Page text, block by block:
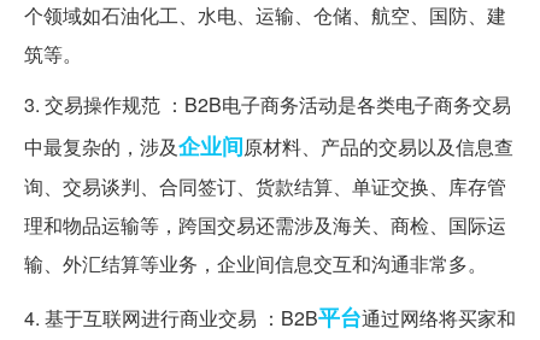
个领域如石油化工、水电、运输、仓储、航空、国防、建
筑等。
3. 交易操作规范 ：B2B电子商务活动是各类电子商务交易
中最复杂的，涉及企业间原材料、产品的交易以及信息查
询、交易谈判、合同签订、货款结算、单证交换、库存管
理和物品运输等，跨国交易还需涉及海关、商检、国际运
输、外汇结算等业务，企业间信息交互和沟通非常多。
4. 基于互联网进行商业交易 ：B2B平台通过网络将买家和